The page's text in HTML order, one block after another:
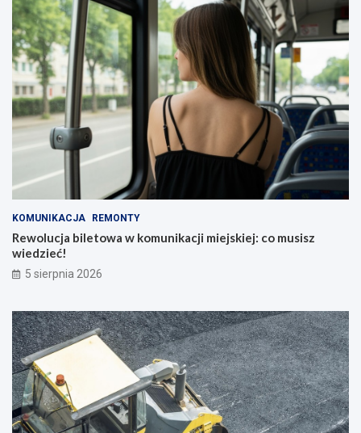
KOMUNIKACJA REMONTY
Rewolucja biletowa w komunikacji miejskiej: co musisz
wiedzieć!
5 sierpnia 2026